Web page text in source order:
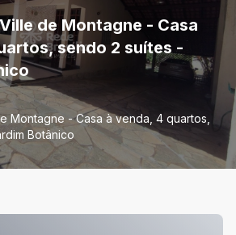
de Montagne - Casa
sendo 2 suítes -
Montagne - Casa à venda, 4 quartos,
Botânico